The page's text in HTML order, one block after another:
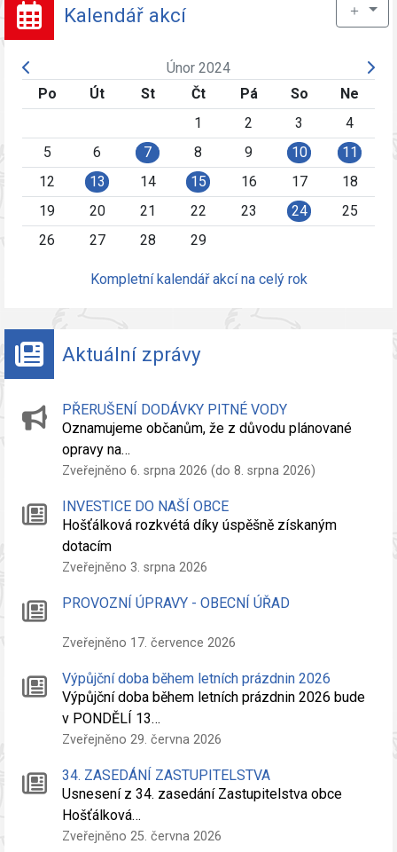
Kalendář akcí ＋
Únor 2024
Po
Út St Čt Pá So
Ne
1
2 3
4
5
6 7 8 9 10
11
12
13 14 15 16 17
18
19
20 21 22 23 24
25
26
27 28 29
Kompletní kalendář akcí na celý rok
Aktuální zprávy
PŘERUŠENÍ DODÁVKY PITNÉ VODY
Oznamujeme občanům, že z důvodu plánované
opravy na…
Zveřejněno 6. srpna 2026 (do 8. srpna 2026)
INVESTICE DO NAŠÍ OBCE
Hošťálková rozkvétá díky úspěšně získaným
dotacím
Zveřejněno 3. srpna 2026
PROVOZNÍ ÚPRAVY - OBECNÍ ÚŘAD
Zveřejněno 17. července 2026
Výpůjční doba během letních prázdnin 2026
Výpůjční doba během letních prázdnin 2026 bude
v PONDĚLÍ 13…
Zveřejněno 29. června 2026
34. ZASEDÁNÍ ZASTUPITELSTVA
Usnesení z 34. zasedání Zastupitelstva obce
Hošťálková…
Zveřejněno 25. června 2026